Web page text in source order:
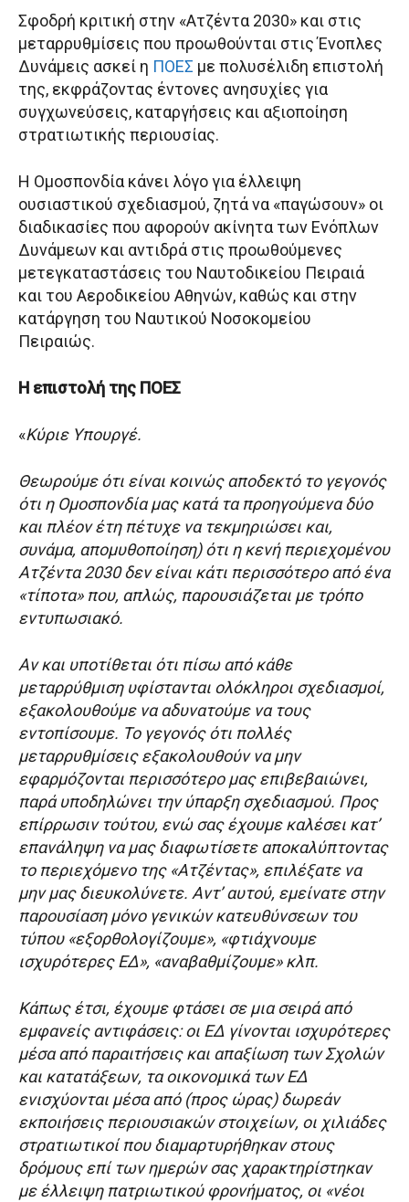
Σφοδρή κριτική στην «Ατζέντα 2030» και στις
μεταρρυθμίσεις που προωθούνται στις Ένοπλες
Δυνάμεις ασκεί η ΠΟΕΣ με πολυσέλιδη επιστολή
της, εκφράζοντας έντονες ανησυχίες για
συγχωνεύσεις, καταργήσεις και αξιοποίηση
στρατιωτικής περιουσίας.
Η Ομοσπονδία κάνει λόγο για έλλειψη
ουσιαστικού σχεδιασμού, ζητά να «παγώσουν» οι
διαδικασίες που αφορούν ακίνητα των Ενόπλων
Δυνάμεων και αντιδρά στις προωθούμενες
μετεγκαταστάσεις του Ναυτοδικείου Πειραιά
και του Αεροδικείου Αθηνών, καθώς και στην
κατάργηση του Ναυτικού Νοσοκομείου
Πειραιώς.
Η επιστολή της ΠΟΕΣ
«Κύριε Υπουργέ.
Θεωρούμε ότι είναι κοινώς αποδεκτό το γεγονός
ότι η Ομοσπονδία μας κατά τα προηγούμενα δύο
και πλέον έτη πέτυχε να τεκμηριώσει και,
συνάμα, απομυθοποίηση) ότι η κενή περιεχομένου
Ατζέντα 2030 δεν είναι κάτι περισσότερο από ένα
«τίποτα» που, απλώς, παρουσιάζεται με τρόπο
εντυπωσιακό.
Αν και υποτίθεται ότι πίσω από κάθε
μεταρρύθμιση υφίστανται ολόκληροι σχεδιασμοί,
εξακολουθούμε να αδυνατούμε να τους
εντοπίσουμε. Το γεγονός ότι πολλές
μεταρρυθμίσεις εξακολουθούν να μην
εφαρμόζονται περισσότερο μας επιβεβαιώνει,
παρά υποδηλώνει την ύπαρξη σχεδιασμού. Προς
επίρρωσιν τούτου, ενώ σας έχουμε καλέσει κατ’
επανάληψη να μας διαφωτίσετε αποκαλύπτοντας
το περιεχόμενο της «Ατζέντας», επιλέξατε να
μην μας διευκολύνετε. Αντ’ αυτού, εμείνατε στην
παρουσίαση μόνο γενικών κατευθύνσεων του
τύπου «εξορθολογίζουμε», «φτιάχνουμε
ισχυρότερες ΕΔ», «αναβαθμίζουμε» κλπ.
Κάπως έτσι, έχουμε φτάσει σε μια σειρά από
εμφανείς αντιφάσεις: οι ΕΔ γίνονται ισχυρότερες
μέσα από παραιτήσεις και απαξίωση των Σχολών
και κατατάξεων, τα οικονομικά των ΕΔ
ενισχύονται μέσα από (προς ώρας) δωρεάν
εκποιήσεις περιουσιακών στοιχείων, οι χιλιάδες
στρατιωτικοί που διαμαρτυρήθηκαν στους
δρόμους επί των ημερών σας χαρακτηρίστηκαν
με έλλειψη πατριωτικού φρονήματος, οι «νέοι